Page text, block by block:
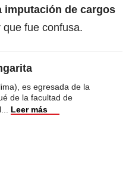
imputación de cargos
que fue confusa.
es egresada de la
de la facultad de
Leer más